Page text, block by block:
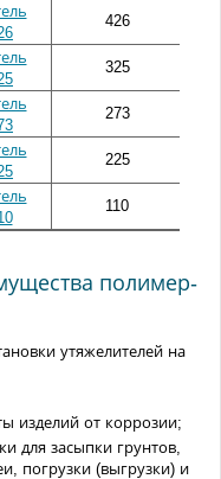
426
325
273
225
110
полимер-
утяжелителей на
изделий от коррозии;
для засыпки грунтов,
погрузки (выгрузки) и